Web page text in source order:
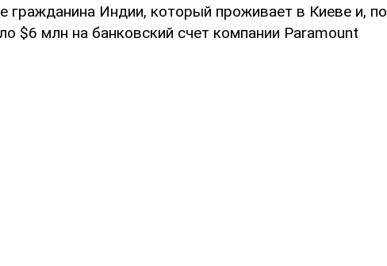
гражданина Индии, который проживает в Киеве и, по
$6 млн на банковский счет компании Paramount